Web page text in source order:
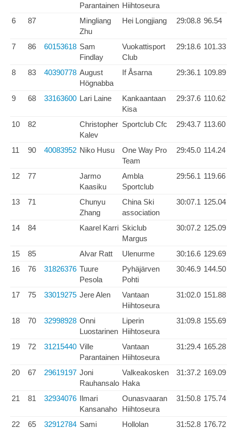
Parantainen Hiihtoseura
6
87
Mingliang
Zhu
Hei Longjiang 29:08.8 96.54
7 86 60153618 Sam
Findlay
Vuokattisport
Club
29:18.6 101.33
8 83 40390778 August
Högnabba
If Åsarna 29:36.1 109.89
9 68 33163600 Lari Laine
Kankaantaan
Kisa
29:37.6 110.62
10 82
Christopher
Kalev
Sportclub Cfc 29:43.7 113.60
11 90 40083952 Niko Husu
One Way Pro
Team
29:45.0 114.24
12 77
Jarmo
Kaasiku
Ambla
Sportclub
29:56.1 119.66
13 71
Chunyu
Zhang
China Ski
association
30:07.1 125.04
14 84 Kaarel Karri Skiclub
Margus
30:07.2 125.09
15 85 Alvar Ratt Ulenurme 30:16.6 129.69
16
76 31826376 Tuure
Pesola
Pyhäjärven
Pohti
30:46.9 144.50
17 75 33019275 Jere Alen
Vantaan
Hiihtoseura
31:02.0 151.88
18 70 32998928 Onni
Luostarinen
Liperin
Hiihtoseura
31:09.8 155.69
19 72 31215440 Ville
Parantainen
Vantaan
Hiihtoseura
31:29.4 165.28
20 67 29619197 Joni
Rauhansalo
Valkeakosken
Haka
31:37.2 169.09
21 81 32934076 Ilmari
Kansanaho
Ounasvaaran
Hiihtoseura
31:50.8 175.74
22 65 32912784 Sami
Hollolan
31:52.8 176.72